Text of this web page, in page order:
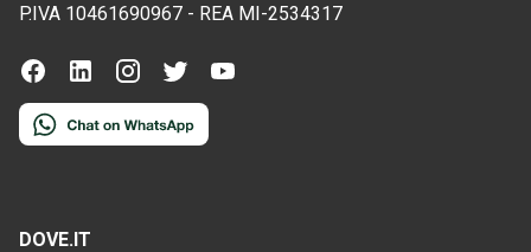
P.IVA 10461690967 - REA MI-2534317
DOVE.IT